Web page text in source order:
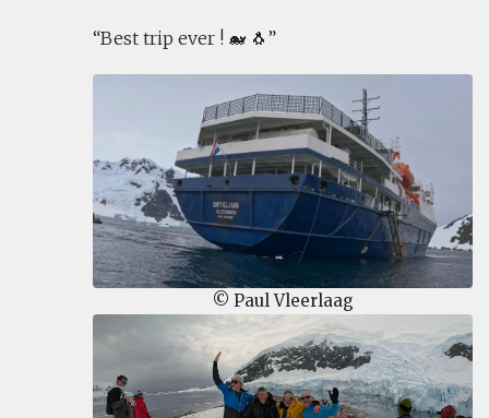
Best trip ever ! 🐋 🐧
© Paul Vleerlaag